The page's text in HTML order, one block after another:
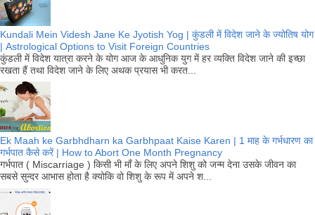
Kundali Mein Videsh Jane Ke Jyotish Yog | कुंडली में विदेश जाने के ज्योतिष योग
| Astrological Options to Visit Foreign Countries
कुंडली में विदेश यात्रा करने के योग आज के आधुनिक युग में हर व्यक्ति विदेश जाने की इच्छा
रखता हैं तथा विदेश जाने के लिए अथक प्रयास भी करत...
Ek Maah ke Garbhdharn ka Garbhpaat Kaise Karen | 1 माह के गर्भधारण का
गर्भपात कैसे करें | How to Abort One Month Pregnancy
गर्भपात ( Miscarriage ) किसी भी माँ के लिए अपने शिशु को जन्म देना उसके जीवन का
सबसे सुन्दर आभास होता है क्योकि वो शिशु के रूप में अपने श...